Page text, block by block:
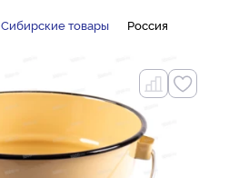
Сибирские товары Россия